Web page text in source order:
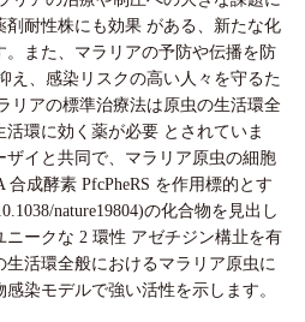
剤耐性株にも効果 がある、新たな化
また、マラリアの予防や伝播を防
え、感染リスクの高い人々を守るた
リアの標準治療法は原虫の生活環全
環に効く薬が必要 とされていま
イと共同で、マラリア原虫の細胞
成酵素 PfcPheRS を作用標的とす
nature19804)の化合物を見出し
ニークな 2 環性 アゼチジン構㐀を有
生活環全般におけるマラリア原虫に
染モデルで強い活性を示します。